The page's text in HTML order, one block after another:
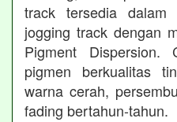
track tersedia dalam
jogging track dengan
Pigment Dispersion.
pigmen berkualitas
warna cerah,
fading bertahun-tahun.